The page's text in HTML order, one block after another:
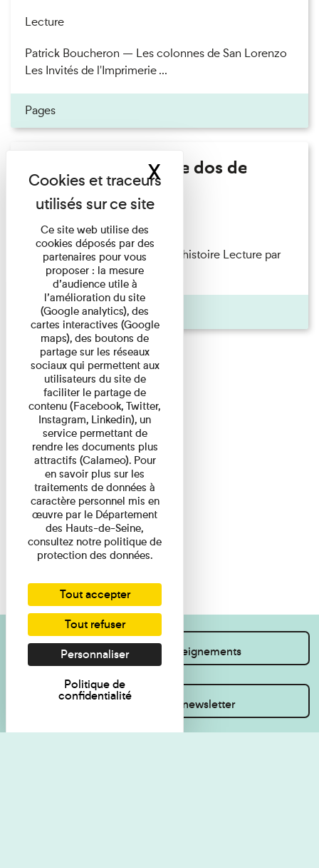
Lecture
Patrick Boucheron — Les colonnes de San Lorenzo
Les Invités de l'Imprimerie ...
Pages
Philippe Artières - Le dos de
l'histoire
Lecture
Philippe Artières — Le dos de l’histoire Lecture par
l’auteur accompagné de ...
Pages
Je souhaite des renseignements
Inscrivez-vous à la newsletter
Ce site web utilise des
cookies déposés par des
partenaires pour vous
proposer : la mesure
d’audience utile à
l’amélioration du site
(Google analytics), des
cartes interactives (Google
maps), des boutons de
partage sur les réseaux
sociaux qui permettent aux
utilisateurs du site de
faciliter le partage de
contenu (Facebook, Twitter,
Instagram, Linkedin), un
service permettant de
rendre les documents plus
attractifs (Calameo). Pour
en savoir plus sur les
traitements de données à
caractère personnel mis en
œuvre par le Département
des Hauts-de-Seine,
consultez notre politique de
protection des données.
Tout accepter
Tout refuser
Personnaliser
Politique de
confidentialité
XMasquer le